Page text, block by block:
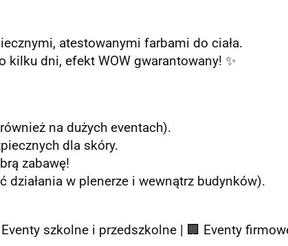
atestowanymi farbami do ciała.
kilku dni, efekt WOW gwarantowany! ✨
na dużych eventach).
dla skóry.
zabawę!
w plenerze i wewnątrz budynków).
szkolne i przedszkolne | 🏢 Eventy